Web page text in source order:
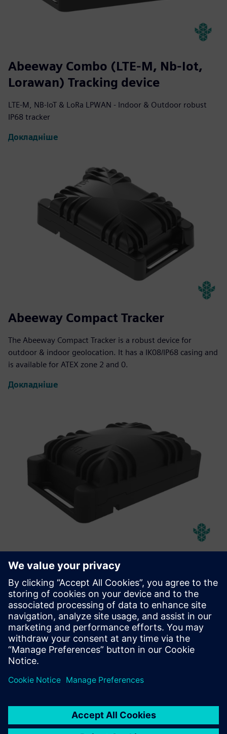
Abeeway Combo (LTE-M, Nb-Iot,
Lorawan) Tracking device
LTE-M, NB-IoT & LoRa LPWAN - Indoor & Outdoor robust
IP68 tracker
Докладніше
Abeeway Compact Tracker
The Abeeway Compact Tracker is a robust device for
outdoor & indoor geolocation. It has a IK08/IP68 casing and
is available for ATEX zone 2 and 0.
Докладніше
Abeeway Robust Manageable
Beacon
Rugged, manageable, long lifetime beacon with Bluetooth
and LoRaWAN capabilities, designed for use in harsh
/hazardous environments.
Докладніше